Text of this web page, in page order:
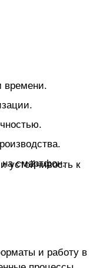
обслуживания оборудования и инспекций в реальном времени.
в системы безопасности и автоматизации.
измерения температуры с высокой точностью.
анализа температуры в зоне производства.
вентиляции и кондиционирования, поддерживает передачу данных на смартфон.